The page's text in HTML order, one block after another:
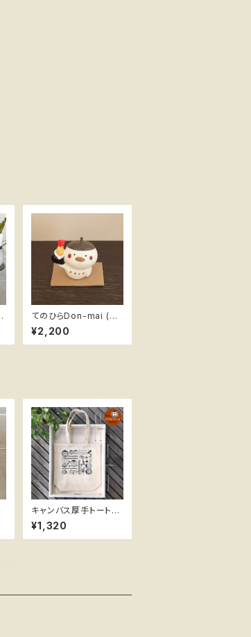
てのひらDon-mai (ど
ん米) ＊天むす ハンド
メイドフィギュア ススメ
隊長
¥2,200
キャンバス厚手トートバ
ッグ ススメ隊長 ＊陽気
なアマビエール
¥1,320